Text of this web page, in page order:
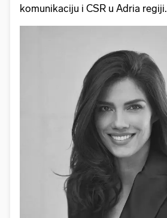
komunikaciju i CSR u Adria regiji.